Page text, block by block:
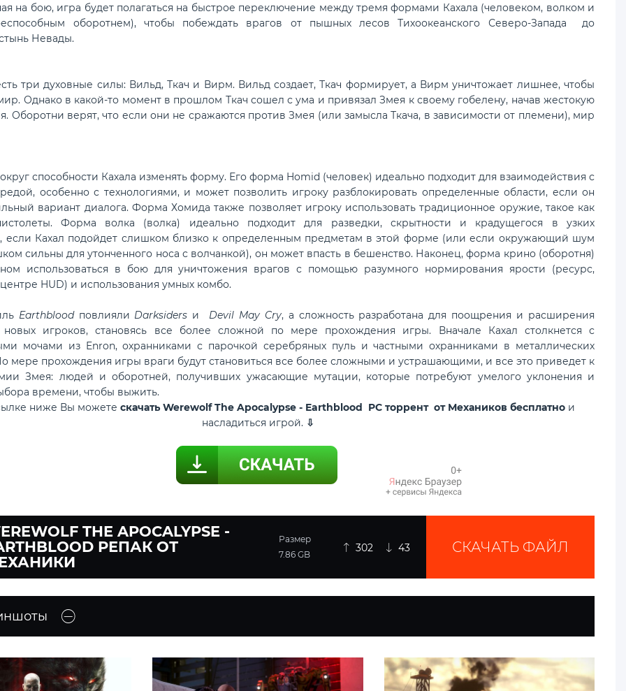
на бою, игра будет полагаться на быстрое переключение между тремя формами Кахала (человеком, волком и
оборотнем), чтобы побеждать врагов от пышных лесов Тихоокеанского Северо-Запада до
Невады.
три духовные силы: Вильд, Ткач и Вирм. Вильд создает, Ткач формирует, а Вирм уничтожает лишнее, чтобы
Однако в какой-то момент в прошлом Ткач сошел с ума и привязал Змея к своему гобелену, начав жестокую
Оборотни верят, что если они не сражаются против Змея (или замысла Ткача, в зависимости от племени), мир
способности Кахала изменять форму. Его форма Homid (человек) идеально подходит для взаимодействия с
особенно с технологиями, и может позволить игроку разблокировать определенные области, если он
вариант диалога. Форма Хомида также позволяет игроку использовать традиционное оружие, такое как
Форма волка (волка) идеально подходит для разведки, скрытности и крадущегося в узких
если Кахал подойдет слишком близко к определенным предметам в этой форме (или если окружающий шум
сильны для утонченного носа с волчанкой), он может впасть в бешенство. Наконец, форма крино (оборотня)
использоваться в бою для уничтожения врагов с помощью разумного нормирования ярости (ресурс,
HUD) и использования умных комбо.
Earthbloodповлияли Darksiders и Devil May Cry, а сложность разработана для поощрения и расширения
новых игроков, становясь все более сложной по мере прохождения игры. Вначале Кахал столкнется с
мочами из Enron, охранниками с парочкой серебряных пуль и частными охранниками в металлических
мере прохождения игры враги будут становиться все более сложными и устрашающими, и все это приведет к
Змея: людей и оборотней, получивших ужасающие мутации, которые потребуют умелого уклонения и
времени, чтобы выжить.
ниже Вы можете скачать Werewolf The Apocalypse - Earthblood PC торрент от Механиков бесплатнои
насладиться игрой. ⇩
THE APOCALYPSE -
РЕПАК ОТ
Размер
7.86 GB
302 43 СКАЧАТЬ ФАЙЛ